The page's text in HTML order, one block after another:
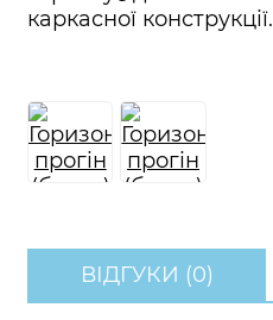
каркасної конструкції.
ВІДГУКИ (0)